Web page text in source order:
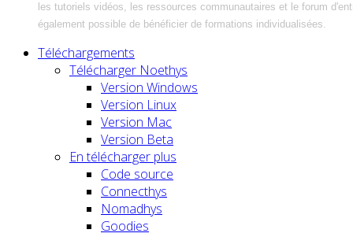
les tutoriels vidéos, les ressources communautaires et le forum
également possible de bénéficier de formations individualisées.
Téléchargements
Télécharger Noethys
Version Windows
Version Linux
Version Mac
Version Beta
En télécharger plus
Code source
Connecthys
Nomadhys
Goodies